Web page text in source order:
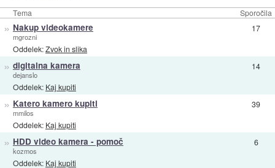
Tema Sporočila
» Nakup videokamere
mgrozni
Oddelek:Zvok in slika
17
» digitalna kamera
dejanslo
Oddelek: Kaj kupiti
14
» Katero kamero kupiti
mmilos
Oddelek: Kaj kupiti
39
» HDD video kamera - pomoč
kozmos
Oddelek: Kaj kupiti
6